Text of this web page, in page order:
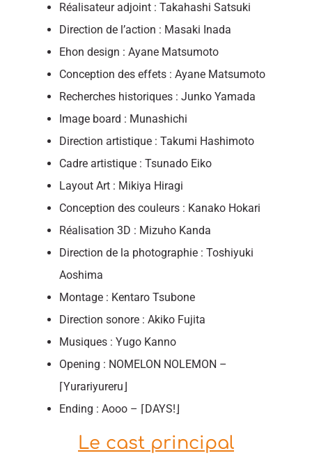
Réalisateur adjoint : Takahashi Satsuki
Direction de l’action : Masaki Inada
Ehon design : Ayane Matsumoto
Conception des effets : Ayane Matsumoto
Recherches historiques : Junko Yamada
Image board : Munashichi
Direction artistique : Takumi Hashimoto
Cadre artistique : Tsunado Eiko
Layout Art : Mikiya Hiragi
Conception des couleurs : Kanako Hokari
Réalisation 3D : Mizuho Kanda
Direction de la photographie : Toshiyuki
Aoshima
Montage : Kentaro Tsubone
Direction sonore : Akiko Fujita
Musiques : Yugo Kanno
Opening : NOMELON NOLEMON –
⌈Yurariyureru⌋
Ending : Aooo – ⌈DAYS!⌋
Le cast principal